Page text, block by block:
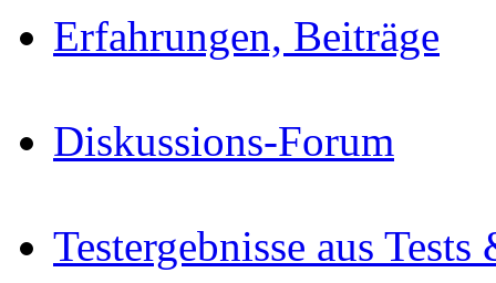
Erfahrungen, Beiträge
Diskussions-Forum
Testergebnisse aus